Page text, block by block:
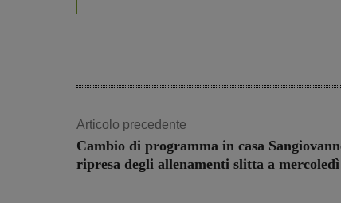
Articolo precedente
Cambio di programma in casa
ripresa degli allenamenti slitta a mercoledì